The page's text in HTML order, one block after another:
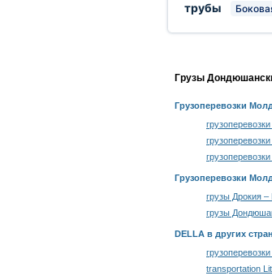
трубы
Грузы
Грузоперевозки
Грузоперевозки
грузы Дрокия
грузы
DELLA в других
transportation